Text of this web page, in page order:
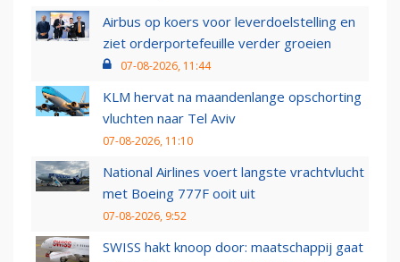
Airbus op koers voor leverdoelstelling en
ziet orderportefeuille verder groeien
07-08-2026, 11:44
KLM hervat na maandenlange opschorting
vluchten naar Tel Aviv
07-08-2026, 11:10
National Airlines voert langste vrachtvlucht
met Boeing 777F ooit uit
07-08-2026, 9:52
SWISS hakt knoop door: maatschappij gaat